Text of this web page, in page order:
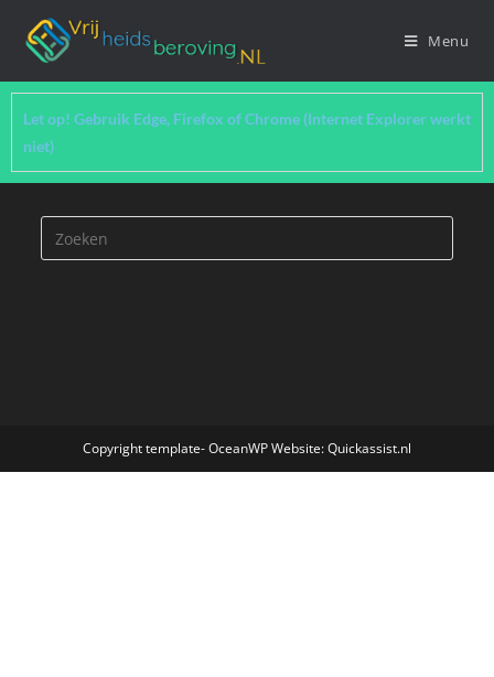
Menu
Let op! Gebruik Edge, Firefox of Chrome (Internet Explorer werkt
niet)
Copyright template- OceanWP Website: Quickassist.nl